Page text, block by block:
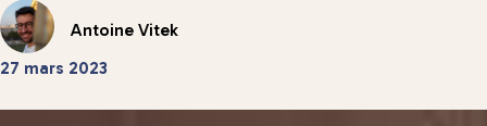
Antoine Vitek
27 mars 2023